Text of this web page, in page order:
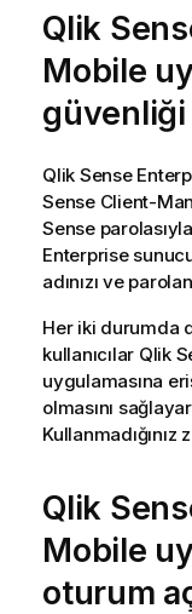
Qlik
Mobile
güvenliği
Qlik Sense
Sense Client-
Sense
Enterprise
adınızı ve
Her iki durumda
kullanıcılar Qlik
uygulamasına
olmasını
Kullanmadığınız
Qlik
Mobile
oturum